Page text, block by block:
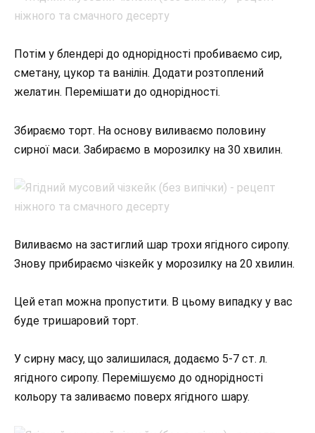
Потім у блендері до однорідності пробиваємо сир,
сметану, цукор та ванілін. Додати розтоплений
желатин. Перемішати до однорідності.
Збираємо торт. На основу виливаємо половину
сирної маси. Забираємо в морозилку на 30 хвилин.
Виливаємо на застиглий шар трохи ягідного сиропу.
Знову прибираємо чізкейк у морозилку на 20 хвилин.
Цей етап можна пропустити. В цьому випадку у вас
буде тришаровий торт.
У сирну масу, що залишилася, додаємо 5-7 ст. л.
ягідного сиропу. Перемішуємо до однорідності
кольору та заливаємо поверх ягідного шару.